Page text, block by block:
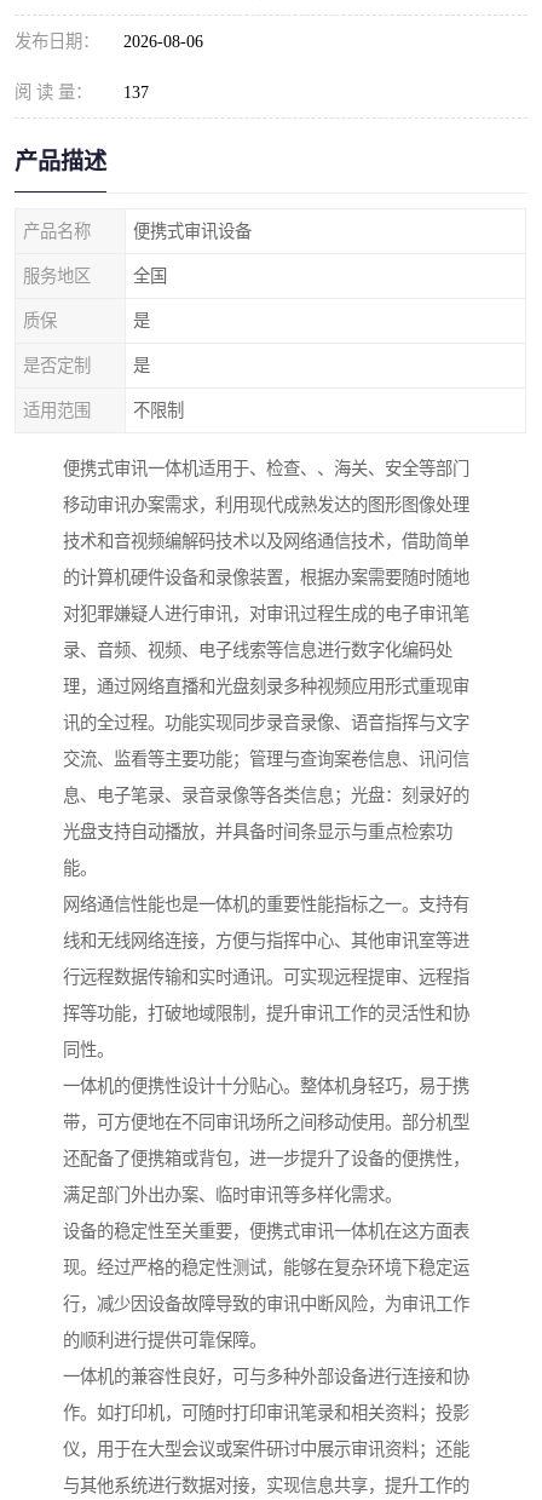
发布日期： 2026-08-06
阅 读 量： 137
产品描述
产品名称 便携式审讯设备
服务地区 全国
质保 是
是否定制 是
适用范围 不限制
便携式审讯一体机适用于、检查、、海关、安全等部门
移动审讯办案需求，利用现代成熟发达的图形图像处理
技术和音视频编解码技术以及网络通信技术，借助简单
的计算机硬件设备和录像装置，根据办案需要随时随地
对犯罪嫌疑人进行审讯，对审讯过程生成的电子审讯笔
录、音频、视频、电子线索等信息进行数字化编码处
理，通过网络直播和光盘刻录多种视频应用形式重现审
讯的全过程。功能实现同步录音录像、语音指挥与文字
交流、监看等主要功能；管理与查询案卷信息、讯问信
息、电子笔录、录音录像等各类信息；光盘：刻录好的
光盘支持自动播放，并具备时间条显示与重点检索功
能。
网络通信性能也是一体机的重要性能指标之一。支持有
线和无线网络连接，方便与指挥中心、其他审讯室等进
行远程数据传输和实时通讯。可实现远程提审、远程指
挥等功能，打破地域限制，提升审讯工作的灵活性和协
同性。​
一体机的便携性设计十分贴心。整体机身轻巧，易于携
带，可方便地在不同审讯场所之间移动使用。部分机型
还配备了便携箱或背包，进一步提升了设备的便携性，
满足部门外出办案、临时审讯等多样化需求。​
设备的稳定性至关重要，便携式审讯一体机在这方面表
现。经过严格的稳定性测试，能够在复杂环境下稳定运
行，减少因设备故障导致的审讯中断风险，为审讯工作
的顺利进行提供可靠保障。​
一体机的兼容性良好，可与多种外部设备进行连接和协
作。如打印机，可随时打印审讯笔录和相关资料；投影
仪，用于在大型会议或案件研讨中展示审讯资料；还能
与其他系统进行数据对接，实现信息共享，提升工作的